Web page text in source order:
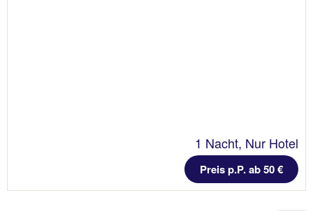
1 Nacht, Nur Hotel
Preis p.P. ab 50 €